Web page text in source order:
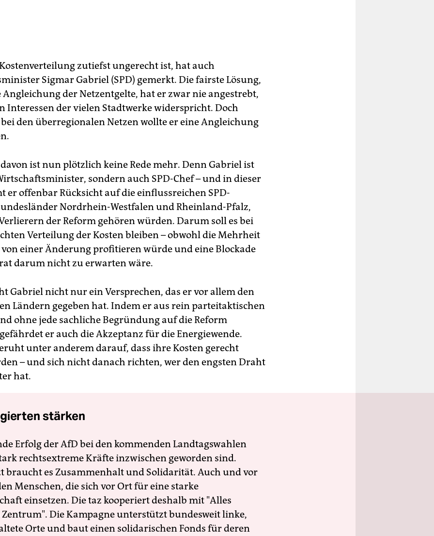
zutiefst ungerecht ist, hat auch
Sigmar Gabriel (SPD) gemerkt. Die fairste Lösung,
Angleichung der Netzentgelte, hat er zwar nie angestrebt,
Interessen der vielen Stadtwerke widerspricht. Doch
den überregionalen Netzen wollte er eine Angleichung
ist nun plötzlich keine Rede mehr. Denn Gabriel ist
sondern auch SPD-Chef – und in dieser
er offenbar Rücksicht auf die einflussreichen SPD-
Nordrhein-Westfalen und Rheinland-Pfalz,
der Reform gehören würden. Darum soll es bei
Verteilung der Kosten bleiben – obwohl die Mehrheit
einer Änderung profitieren würde und eine Blockade
darum nicht zu erwarten wäre.
Gabriel nicht nur ein Versprechen, das er vor allem den
Ländern gegeben hat. Indem er aus rein parteitaktischen
ohne jede sachliche Begründung auf die Reform
er auch die Akzeptanz für die Energiewende.
unter anderem darauf, dass ihre Kosten gerecht
– und sich nicht danach richten, wer den engsten Draht
hat.
stärken
Erfolg der AfD bei den kommenden Landtagswahlen
rechtsextreme Kräfte inzwischen geworden sind.
braucht es Zusammenhalt und Solidarität. Auch und vor
Menschen, die sich vor Ort für eine starke
einsetzen. Die taz kooperiert deshalb mit "Alles
Die Kampagne unterstützt bundesweit linke,
Orte und baut einen solidarischen Fonds für deren